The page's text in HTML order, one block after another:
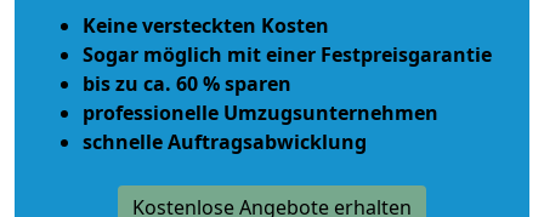
Keine versteckten Kosten
Sogar möglich mit einer Festpreisgarantie
bis zu ca. 60 % sparen
professionelle Umzugsunternehmen
schnelle Auftragsabwicklung
Kostenlose Angebote erhalten